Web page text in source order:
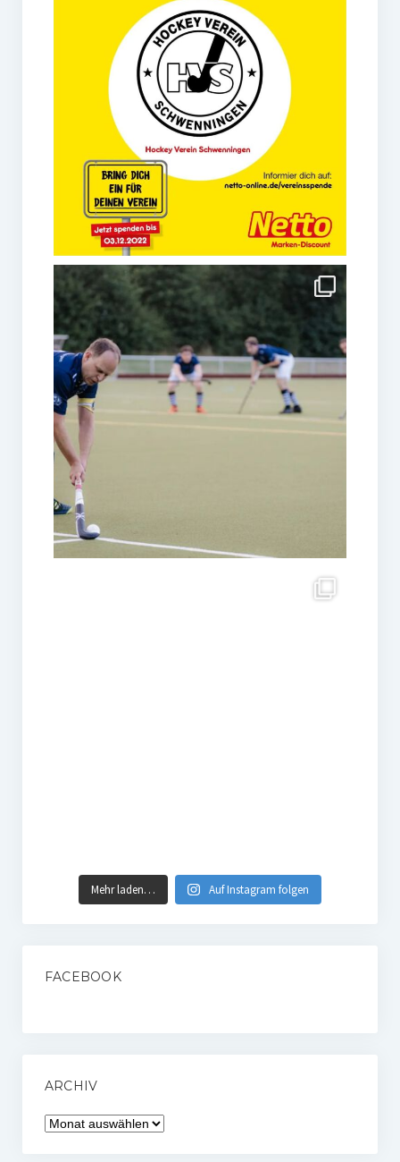
Mehr laden… Auf Instagram folgen
FACEBOOK
ARCHIV
Archiv